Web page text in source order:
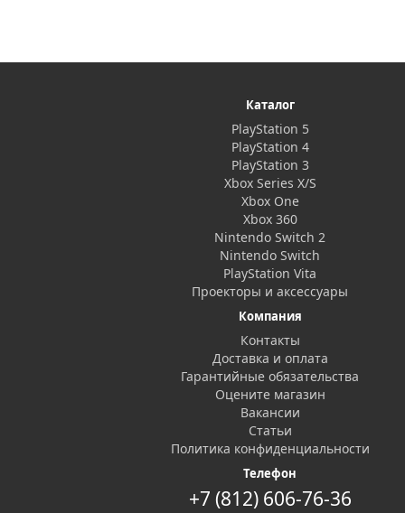
Каталог
PlayStation 5
PlayStation 4
PlayStation 3
Xbox Series X/S
Xbox One
Xbox 360
Nintendo Switch 2
Nintendo Switch
PlayStation Vita
Проекторы и аксессуары
Компания
Контакты
Доставка и оплата
Гарантийные обязательства
Оцените магазин
Вакансии
Статьи
Политика конфиденциальности
Телефон
+7 (812) 606-76-36